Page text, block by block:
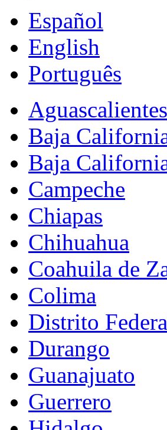
Español
English
Português
Aguascalientes
Baja
Baja
Campeche
Chiapas
Chihuahua
Coahuila de
Colima
Distrito
Durango
Guanajuato
Guerrero